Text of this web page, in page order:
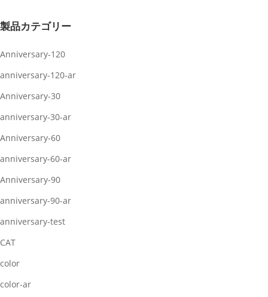
製品カテゴリー
Anniversary-120
anniversary-120-ar
Anniversary-30
anniversary-30-ar
Anniversary-60
anniversary-60-ar
Anniversary-90
anniversary-90-ar
anniversary-test
CAT
color
color-ar